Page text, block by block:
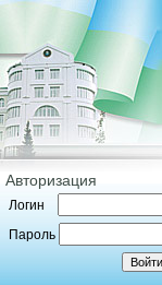
Авторизация
Логин
Пароль